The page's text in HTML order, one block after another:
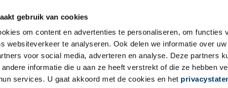
gebruik van cookies
om content en advertenties te personaliseren, om functies
websiteverkeer te analyseren. Ook delen we informatie over
voor social media, adverteren en analyse. Deze partners
informatie die u aan ze heeft verstrekt of die ze hebben
services. U gaat akkoord met de cookies en het
NIEUWSBRIEF
DISCLAIMER
PRIVACY
TOEGANKELIJKHEID